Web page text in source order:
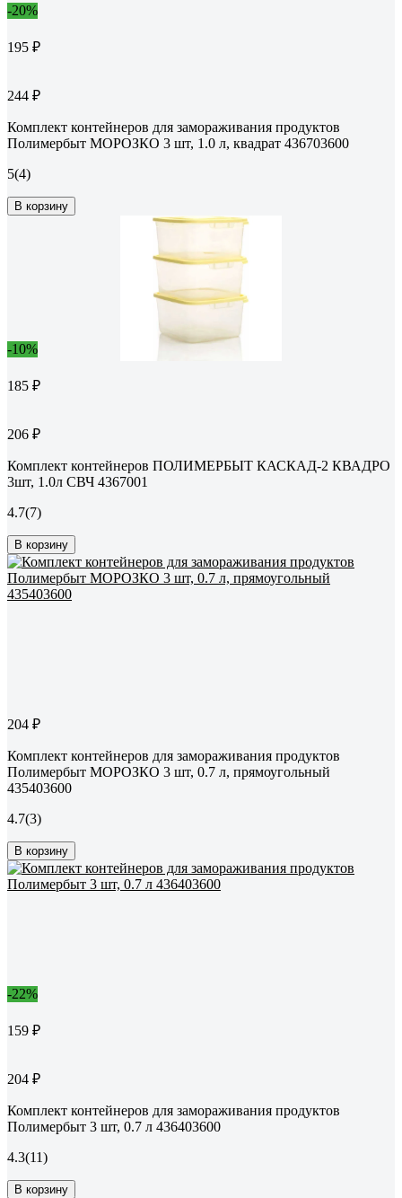
-20%
195 ₽
244 ₽
Комплект контейнеров для замораживания продуктов
Полимербыт МОРОЗКО 3 шт, 1.0 л, квадрат 436703600
5(4)
В корзину
-10%
185 ₽
206 ₽
Комплект контейнеров ПОЛИМЕРБЫТ КАСКАД-2 КВАДРО
3шт, 1.0л СВЧ 4367001
4.7(7)
В корзину
204 ₽
Комплект контейнеров для замораживания продуктов
Полимербыт МОРОЗКО 3 шт, 0.7 л, прямоугольный
435403600
4.7(3)
В корзину
-22%
159 ₽
204 ₽
Комплект контейнеров для замораживания продуктов
Полимербыт 3 шт, 0.7 л 436403600
4.3(11)
В корзину